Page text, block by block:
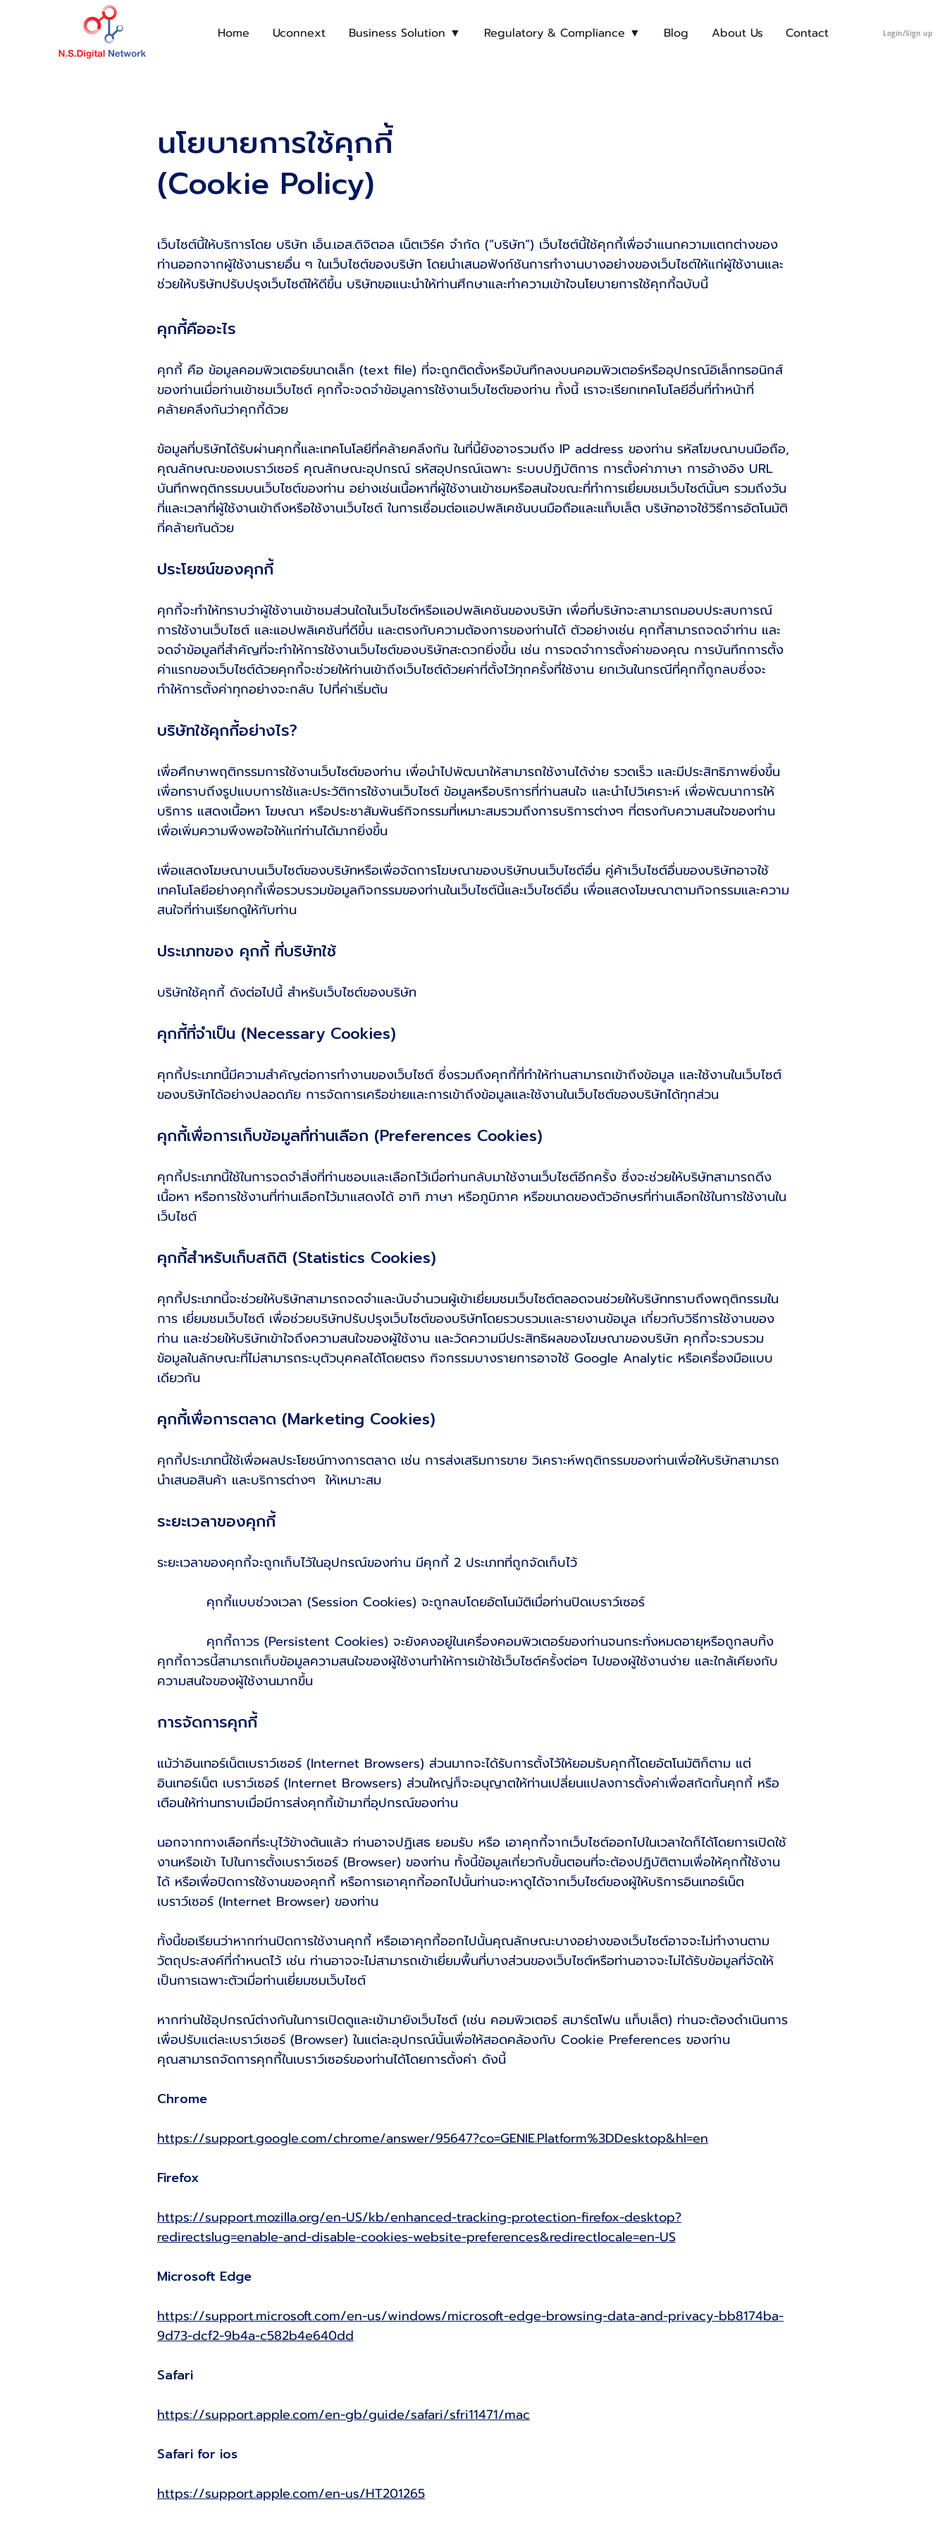
Home Uconnext Business Solution ▼ Regulatory & Compliance ▼ Blog About Us Contact Login/Sign up
นโยบายการใช้คุกกี้
(Cookie Policy)
เว็บไซต์นี้ให้บริการโดย บริษัท เอ็น.เอส.ดิจิตอล เน็ตเวิร์ค จำกัด (“บริษัท”) เว็บไซต์นี้ใช้คุกกี้เพื่อจำแนกความแตกต่างของ
ท่านออกจากผู้ใช้งานรายอื่น ๆ ในเว็บไซต์ของบริษัท โดยนำเสนอฟังก์ชันการทำงานบางอย่างของเว็บไซต์ให้แก่ผู้ใช้งานและ
ช่วยให้บริษัทปรับปรุงเว็บไซต์ให้ดีขึ้น บริษัทขอแนะนำให้ท่านศึกษาและทำความเข้าใจนโยบายการใช้คุกกี้ฉบับนี้
คุกกี้คืออะไร
คุกกี้ คือ ข้อมูลคอมพิวเตอร์ขนาดเล็ก (text file) ที่จะถูกติดตั้งหรือบันทึกลงบนคอมพิวเตอร์หรืออุปกรณ์อิเล็กทรอนิกส์
ของท่านเมื่อท่านเข้าชมเว็บไซต์ คุกกี้จะจดจำข้อมูลการใช้งานเว็บไซต์ของท่าน ทั้งนี้ เราจะเรียกเทคโนโลยีอื่นที่ทำหน้าที่
คล้ายคลึงกันว่าคุกกี้ด้วย
ข้อมูลที่บริษัทได้รับผ่านคุกกี้และเทคโนโลยีที่คล้ายคลึงกัน ในที่นี้ยังอาจรวมถึง IP address ของท่าน รหัสโฆษณาบนมือถือ,
คุณลักษณะของเบราว์เซอร์ คุณลักษณะอุปกรณ์ รหัสอุปกรณ์เฉพาะ ระบบปฏิบัติการ การตั้งค่าภาษา การอ้างอิง URL
บันทึกพฤติกรรมบนเว็บไซต์ของท่าน อย่างเช่นเนื้อหาที่ผู้ใช้งานเข้าชมหรือสนใจขณะที่ทำการเยี่ยมชมเว็บไซต์นั้นๆ รวมถึงวัน
ที่และเวลาที่ผู้ใช้งานเข้าถึงหรือใช้งานเว็บไซต์ ในการเชื่อมต่อแอปพลิเคชันบนมือถือและแท็บเล็ต บริษัทอาจใช้วิธีการอัตโนมัติ
ที่คล้ายกันด้วย
ประโยชน์ของคุกกี้
คุกกี้จะทำให้ทราบว่าผู้ใช้งานเข้าชมส่วนใดในเว็บไซต์หรือแอปพลิเคชันของบริษัท เพื่อที่บริษัทจะสามารถมอบประสบการณ์
การใช้งานเว็บไซต์ และแอปพลิเคชันที่ดีขึ้น และตรงกับความต้องการของท่านได้ ตัวอย่างเช่น คุกกี้สามารถจดจำท่าน และ
จดจำข้อมูลที่สำคัญที่จะทำให้การใช้งานเว็บไซต์ของบริษัทสะดวกยิ่งขึ้น เช่น การจดจำการตั้งค่าของคุณ การบันทึกการตั้ง
ค่าแรกของเว็บไซต์ด้วยคุกกี้จะช่วยให้ท่านเข้าถึงเว็บไซต์ด้วยค่าที่ตั้งไว้ทุกครั้งที่ใช้งาน ยกเว้นในกรณีที่คุกกี้ถูกลบซึ่งจะ
ทำให้การตั้งค่าทุกอย่างจะกลับ ไปที่ค่าเริ่มต้น
บริษัทใช้คุกกี้อย่างไร?
เพื่อศึกษาพฤติกรรมการใช้งานเว็บไซต์ของท่าน เพื่อนำไปพัฒนาให้สามารถใช้งานได้ง่าย รวดเร็ว และมีประสิทธิภาพยิ่งขึ้น
เพื่อทราบถึงรูปแบบการใช้และประวัติการใช้งานเว็บไซต์ ข้อมูลหรือบริการที่ท่านสนใจ และนำไปวิเคราะห์ เพื่อพัฒนาการให้
บริการ แสดงเนื้อหา โฆษณา หรือประชาสัมพันธ์กิจกรรมที่เหมาะสมรวมถึงการบริการต่างๆ ที่ตรงกับความสนใจของท่าน
เพื่อเพิ่มความพึงพอใจให้แก่ท่านได้มากยิ่งขึ้น
เพื่อแสดงโฆษณาบนเว็บไซต์ของบริษัทหรือเพื่อจัดการโฆษณาของบริษัทบนเว็บไซต์อื่น คู่ค้าเว็บไซต์อื่นของบริษัทอาจใช้
เทคโนโลยีอย่างคุกกี้เพื่อรวบรวมข้อมูลกิจกรรมของท่านในเว็บไซต์นี้และเว็บไซต์อื่น เพื่อแสดงโฆษณาตามกิจกรรมและความ
สนใจที่ท่านเรียกดูให้กับท่าน
ประเภทของ คุกกี้ ที่บริษัทใช้
บริษัทใช้คุกกี้ ดังต่อไปนี้ สำหรับเว็บไซต์ของบริษัท
คุกกี้ที่จำเป็น (Necessary Cookies)
คุกกี้ประเภทนี้มีความสำคัญต่อการทำงานของเว็บไซต์ ซึ่งรวมถึงคุกกี้ที่ทำให้ท่านสามารถเข้าถึงข้อมูล และใช้งานในเว็บไซต์
ของบริษัทได้อย่างปลอดภัย การจัดการเครือข่ายและการเข้าถึงข้อมูลและใช้งานในเว็บไซต์ของบริษัทได้ทุกส่วน
คุกกี้เพื่อการเก็บข้อมูลที่ท่านเลือก (Preferences Cookies)
คุกกี้ประเภทนี้ใช้ในการจดจำสิ่งที่ท่านชอบและเลือกไว้เมื่อท่านกลับมาใช้งานเว็บไซต์อีกครั้ง ซึ่งจะช่วยให้บริษัทสามารถดึง
เนื้อหา หรือการใช้งานที่ท่านเลือกไว้มาแสดงได้ อาทิ ภาษา หรือภูมิภาค หรือขนาดของตัวอักษรที่ท่านเลือกใช้ในการใช้งานใน
เว็บไซต์
คุกกี้สำหรับเก็บสถิติ (Statistics Cookies)
คุกกี้ประเภทนี้จะช่วยให้บริษัทสามารถจดจำและนับจำนวนผู้เข้าเยี่ยมชมเว็บไซต์ตลอดจนช่วยให้บริษัททราบถึงพฤติกรรมใน
การ เยี่ยมชมเว็บไซต์ เพื่อช่วยบริษัทปรับปรุงเว็บไซต์ของบริษัทโดยรวบรวมและรายงานข้อมูล เกี่ยวกับวิธีการใช้งานของ
ท่าน และช่วยให้บริษัทเข้าใจถึงความสนใจของผู้ใช้งาน และวัดความมีประสิทธิผลของโฆษณาของบริษัท คุกกี้จะรวบรวม
ข้อมูลในลักษณะที่ไม่สามารถระบุตัวบุคคลได้โดยตรง กิจกรรมบางรายการอาจใช้ Google Analytic หรือเครื่องมือแบบ
เดียวกัน
คุกกี้เพื่อการตลาด (Marketing Cookies)
คุกกี้ประเภทนี้ใช้เพื่อผลประโยชน์ทางการตลาด เช่น การส่งเสริมการขาย วิเคราะห์พฤติกรรมของท่านเพื่อให้บริษัทสามารถ
นำเสนอสินค้า และบริการต่างๆ ให้เหมาะสม
ระยะเวลาของคุกกี้
ระยะเวลาของคุกกี้จะถูกเก็บไว้ในอุปกรณ์ของท่าน มีคุกกี้ 2 ประเภทที่ถูกจัดเก็บไว้
คุกกี้แบบช่วงเวลา (Session Cookies) จะถูกลบโดยอัตโนมัติเมื่อท่านปิดเบราว์เซอร์
คุกกี้ถาวร (Persistent Cookies) จะยังคงอยู่ในเครื่องคอมพิวเตอร์ของท่านจนกระทั่งหมดอายุหรือถูกลบทิ้ง
คุกกี้ถาวรนี้สามารถเก็บข้อมูลความสนใจของผู้ใช้งานทำให้การเข้าใช้เว็บไซต์ครั้งต่อๆ ไปของผู้ใช้งานง่าย และใกล้เคียงกับ
ความสนใจของผู้ใช้งานมากขึ้น
การจัดการคุกกี้
แม้ว่าอินเทอร์เน็ตเบราว์เซอร์ (Internet Browsers) ส่วนมากจะได้รับการตั้งไว้ให้ยอมรับคุกกี้โดยอัตโนมัติก็ตาม แต่
อินเทอร์เน็ต เบราว์เซอร์ (Internet Browsers) ส่วนใหญ่ก็จะอนุญาตให้ท่านเปลี่ยนแปลงการตั้งค่าเพื่อสกัดกั้นคุกกี้ หรือ
เตือนให้ท่านทราบเมื่อมีการส่งคุกกี้เข้ามาที่อุปกรณ์ของท่าน
นอกจากทางเลือกที่ระบุไว้ข้างต้นแล้ว ท่านอาจปฏิเสธ ยอมรับ หรือ เอาคุกกี้จากเว็บไซต์ออกไปในเวลาใดก็ได้โดยการเปิดใช้
งานหรือเข้า ไปในการตั้งเบราว์เซอร์ (Browser) ของท่าน ทั้งนี้ข้อมูลเกี่ยวกับขั้นตอนที่จะต้องปฏิบัติตามเพื่อให้คุกกี้ใช้งาน
ได้ หรือเพื่อปิดการใช้งานของคุกกี้ หรือการเอาคุกกี้ออกไปนั้นท่านจะหาดูได้จากเว็บไซต์ของผู้ให้บริการอินเทอร์เน็ต
เบราว์เซอร์ (Internet Browser) ของท่าน
ทั้งนี้ขอเรียนว่าหากท่านปิดการใช้งานคุกกี้ หรือเอาคุกกี้ออกไปนั้นคุณลักษณะบางอย่างของเว็บไซต์อาจจะไม่ทำงานตาม
วัตถุประสงค์ที่กำหนดไว้ เช่น ท่านอาจจะไม่สามารถเข้าเยี่ยมพื้นที่บางส่วนของเว็บไซต์หรือท่านอาจจะไม่ได้รับข้อมูลที่จัดให้
เป็นการเฉพาะตัวเมื่อท่านเยี่ยมชมเว็บไซต์
หากท่านใช้อุปกรณ์ต่างกันในการเปิดดูและเข้ามายังเว็บไซต์ (เช่น คอมพิวเตอร์ สมาร์ตโฟน แท็บเล็ต) ท่านจะต้องดำเนินการ
เพื่อปรับแต่ละเบราว์เซอร์ (Browser) ในแต่ละอุปกรณ์นั้นเพื่อให้สอดคล้องกับ Cookie Preferences ของท่าน
คุณสามารถจัดการคุกกี้ในเบราว์เซอร์ของท่านได้โดยการตั้งค่า ดังนี้
Chrome
https://support.google.com/chrome/answer/95647?co=GENIE.Platform%3DDesktop&hl=en
Firefox
https://support.mozilla.org/en-US/kb/enhanced-tracking-protection-firefox-desktop?
redirectslug=enable-and-disable-cookies-website-preferences&redirectlocale=en-US
Microsoft Edge
https://support.microsoft.com/en-us/windows/microsoft-edge-browsing-data-and-privacy-bb8174ba-
9d73-dcf2-9b4a-c582b4e640dd
Safari
https://support.apple.com/en-gb/guide/safari/sfri11471/mac
Safari for ios
https://support.apple.com/en-us/HT201265